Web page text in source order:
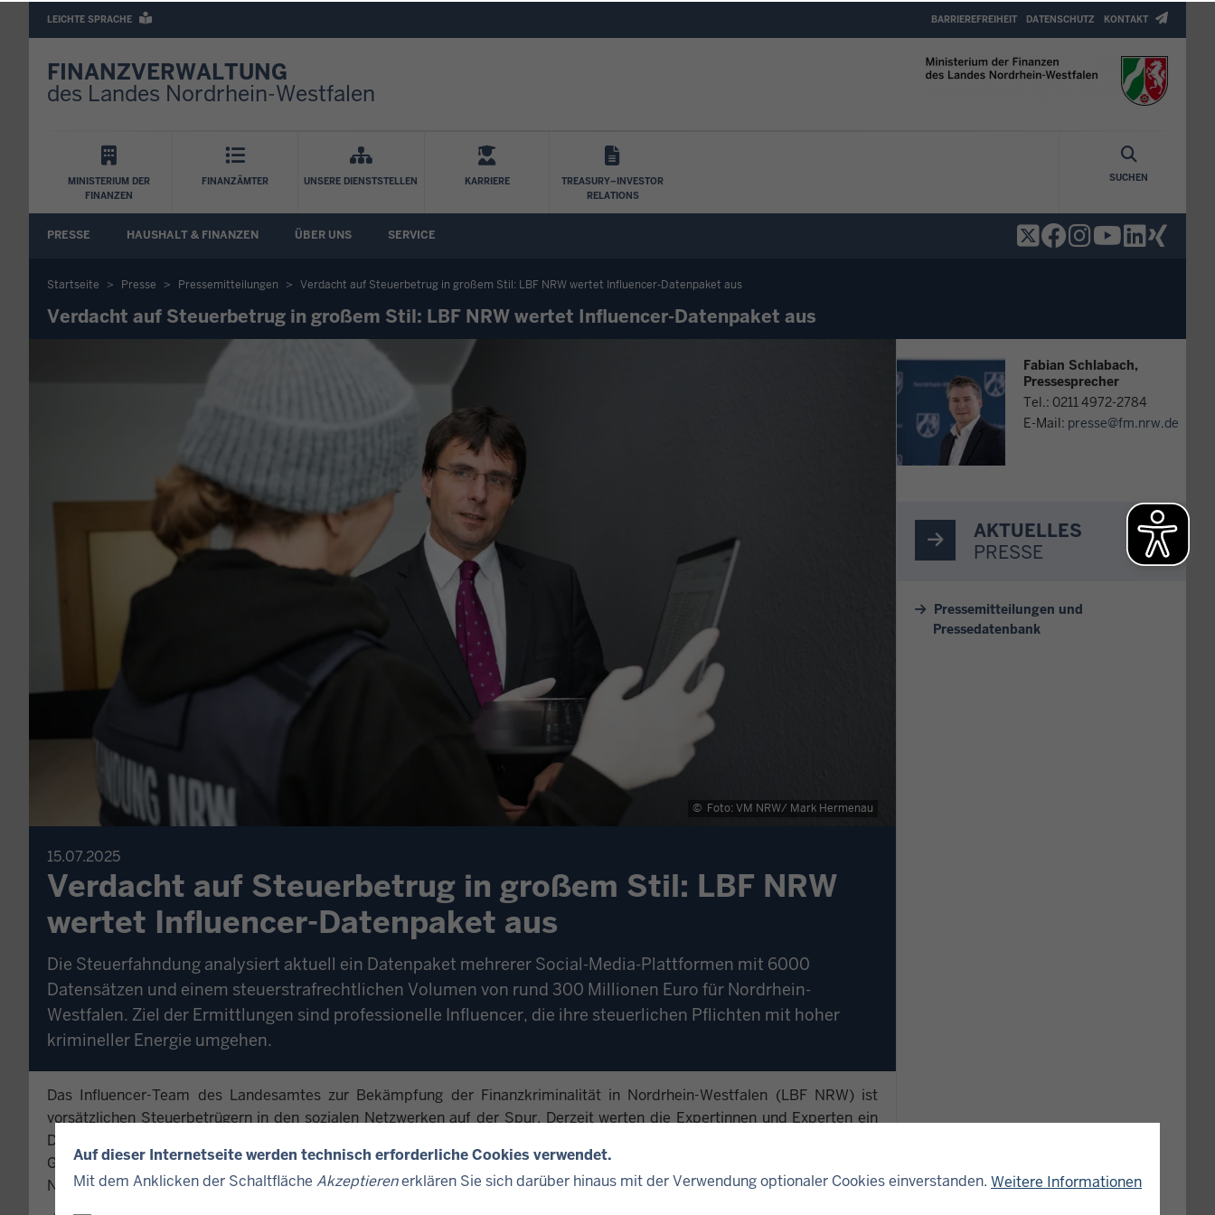
Auf dieser Internetseite werden technisch erforderliche Cookies verwendet.
Mit dem Anklicken der Schaltfläche Akzeptierenerklären Sie sich darüber hinaus mit der Verwendung optionaler Cookies einverstanden. Weitere Informationen
Sprachen
LEICHTE SPRACHE
Top
Menu
BARRIEREFREIHEIT DATENSCHUTZ KONTAKT
FINANZVERWALTUNG
des Landes Nordrhein-Westfalen
Hauptnavigation
MINISTERIUM DER
FINANZEN
FINANZÄMTER UNSERE DIENSTSTELLEN KARRIERE
TREASURY–INVESTOR
RELATIONS
SUCHEN
PRESSE HAUSHALT & FINANZEN ÜBER UNS SERVICE
Sie
befinden
Startseite Presse Pressemitteilungen Verdacht auf Steuerbetrug in großem Stil: LBF NRW wertet Influencer-Datenpaket aus
Verdacht auf Steuerbetrug in großem Stil: LBF NRW wertet Influencer-Datenpaket aus
© Foto: VM NRW/ Mark Hermenau
15.07.2025
Verdacht auf Steuerbetrug in großem Stil: LBF NRW
wertet Influencer-Datenpaket aus
Die Steuerfahndung analysiert aktuell ein Datenpaket mehrerer Social-Media-Plattformen mit 6000
Datensätzen und einem steuerstrafrechtlichen Volumen von rund 300 Millionen Euro für Nordrhein-
Westfalen. Ziel der Ermittlungen sind professionelle Influencer, die ihre steuerlichen Pflichten mit hoher
krimineller Energie umgehen.
Das Influencer-Team des Landesamtes zur Bekämpfung der Finanzkriminalität in Nordrhein-Westfalen (LBF NRW) ist
vorsätzlichen Steuerbetrügern in den sozialen Netzwerken auf der Spur. Derzeit werten die Expertinnen und Experten ein
Datenpaket von mehreren großen Plattformen aus: Darin enthalten sind 6000 Datensätze, die auf nicht versteuerte
Gewinne mit Werbung, Abos und Co. hinweisen. Sie beziehen sich ausschließlich auf Influencerinnen und Influencer aus
Nordrhein-Westfalen und umfassen ein strafrechtlich relevantes Steuervolumen in Höhe von rund 300 Millionen Euro.
Fabian Schlabach,
Pressesprecher
Tel.: 0211 4972-2784
E-Mail: presse@fm.nrw.de
AKTUELLES
PRESSE
Pressemitteilungen und
Pressedatenbank